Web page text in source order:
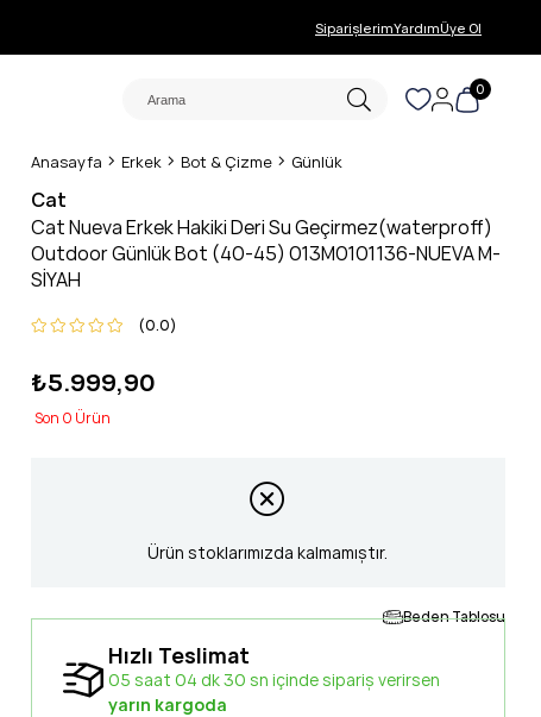
SiparişlerimYardımÜye Ol
0
Anasayfa Erkek Bot & Çizme Günlük
Cat
Cat Nueva Erkek Hakiki Deri Su Geçirmez(waterproff)
Outdoor Günlük Bot (40-45) 013M0101136-NUEVA M-
SİYAH
0.0
₺5.999,90
0
Ürün stoklarımızda kalmamıştır.
Beden Tablosu
Hızlı Teslimat
05 saat 04 dk 29 sn içinde sipariş verirsen
yarın kargoda